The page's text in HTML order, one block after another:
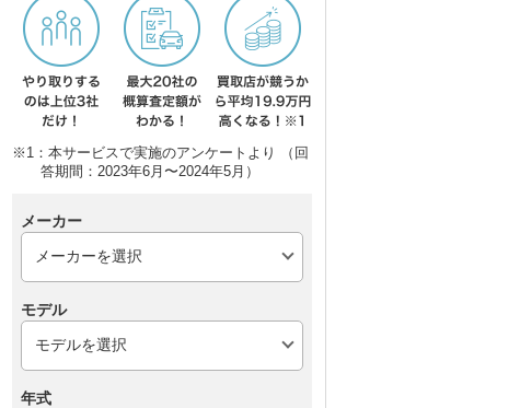
ーリ
メルセデス・ベンツ Cク
ン
BMW 3シリーズ ツーリ
※1：本サービスで実施のアンケートより （回
答期間：2023年6月〜2024年5月）
メーカー
モデル
年式